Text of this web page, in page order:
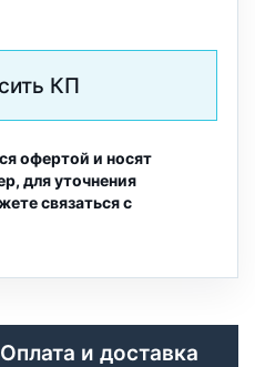
КП
офертой и носят
для уточнения
связаться с
Оплата и доставка